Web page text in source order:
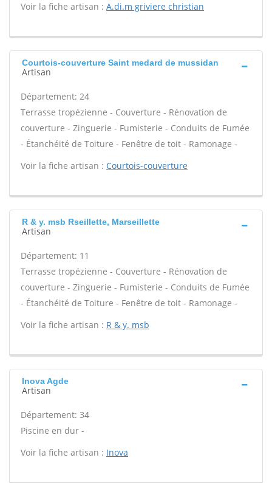
Voir la fiche artisan : A.di.m griviere christian
Courtois-couverture Saint medard de mussidan
Artisan
Département: 24
Terrasse tropézienne - Couverture - Rénovation de
couverture - Zinguerie - Fumisterie - Conduits de Fumée
- Étanchéité de Toiture - Fenêtre de toit - Ramonage -
Voir la fiche artisan : Courtois-couverture
R & y. msb Rseillette, Marseillette
Artisan
Département: 11
Terrasse tropézienne - Couverture - Rénovation de
couverture - Zinguerie - Fumisterie - Conduits de Fumée
- Étanchéité de Toiture - Fenêtre de toit - Ramonage -
Voir la fiche artisan : R & y. msb
Inova Agde
Artisan
Département: 34
Piscine en dur -
Voir la fiche artisan : Inova